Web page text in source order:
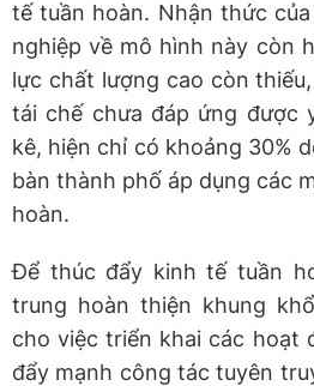
tế tuần hoàn. Nhận thức
nghiệp về mô hình này còn
lực chất lượng cao còn
tái chế chưa đáp ứng được
kê, hiện chỉ có khoảng 30%
bàn thành phố áp dụng các
hoàn.
Để thúc đẩy kinh tế tuần
trung hoàn thiện khung
cho việc triển khai các hoạt
đẩy mạnh công tác tuyên